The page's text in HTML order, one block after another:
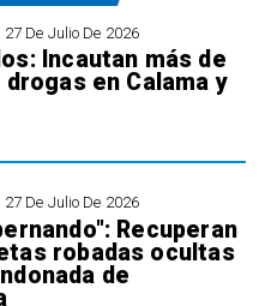
27 De Julio De 2026
Incautan más de
en Calama y
27 De Julio De 2026
Recuperan
robadas ocultas
de